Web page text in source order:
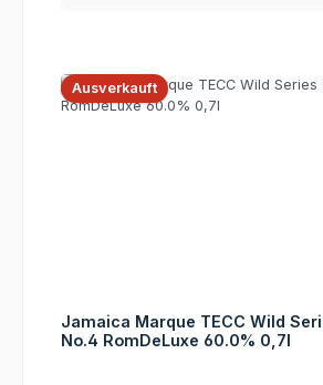
Ausverkauft
Jamaica Marque TECC Wild
No.4 RomDeLuxe 60.0% 0,7l